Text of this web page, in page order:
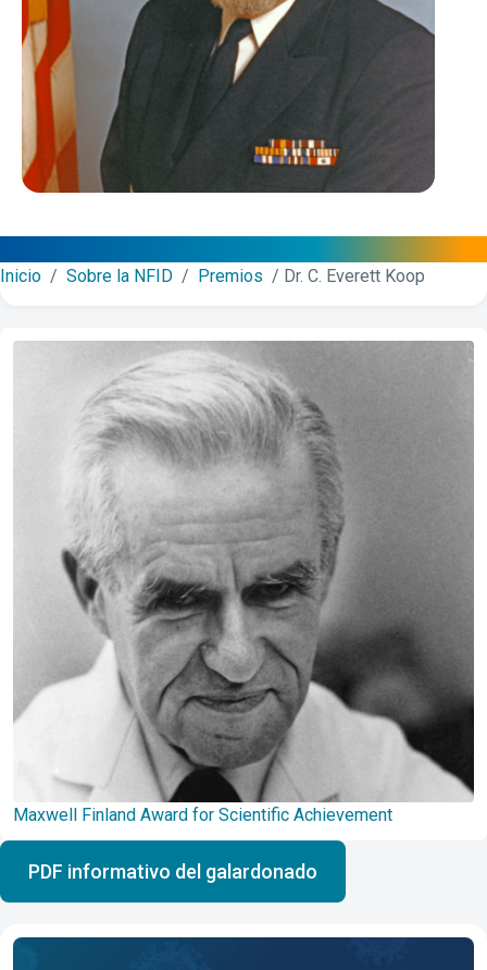
Inicio / Sobre la NFID / Premios / Dr. C. Everett Koop
Maxwell Finland Award for Scientific Achievement
PDF informativo del galardonado